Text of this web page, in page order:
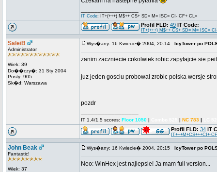
IT Code: IT+(+++) M$++ CS+ SD= M= ISC= CI- CF+ CL=
Profil FLD: 49 IT Code:
IT+(+++) M$++ CS+ SD= M= ISC=
SaleiB
Administrator
Wiek: 39
Do��czy�: 31 Sty 2004
Posty: 905
Sk�d: Warszawa
Wys�any: 16 Kwiecie� 2004, 20:14 IcyTower po
zanim zaczniecie cokolwiek robic zapytajcie sie
juz jeden gosciu probowal zrobic polska wersje
pozdr
IT 1.4/1.5 scores: Floor 1050 | | NC 783 |
Profil FLD: 34 IT
IT+++M+CS+++CI+-
John Beak
Fantastic!
Wiek: 37
Wys�any: 16 Kwiecie� 2004, 20:15 IcyTower po
Neo: WinHex jest najlepsie! Ja mam full version...